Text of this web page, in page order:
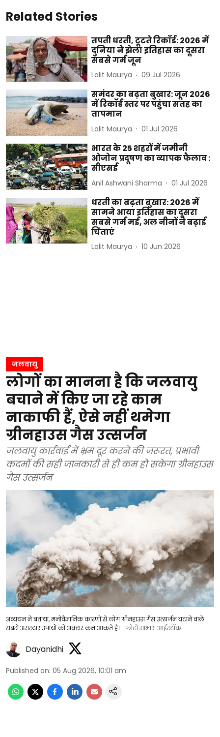
Related Stories
तपती धरती, टूटते रिकॉर्ड: 2026 में
दुनिया ने झेला इतिहास का दूसरा
सबसे गर्म जून
Lalit Maurya 09 Jul 2026
समंदर का बढ़ता बुखार: जून 2026
में रिकॉर्ड स्तर पर पहुंचा सतह का
तापमान
Lalit Maurya 01 Jul 2026
भारत के 25 शहरों में जमीनी
ओजोन प्रदूषण का व्यापक फैलाव :
सीएसई
Anil Ashwani Sharma 01 Jul 2026
धरती का बढ़ता बुखार: 2026 में
सामने आया इतिहास का दूसरा
सबसे गर्म मई, अल नीनों ने बढ़ाई
चिंताएं
Lalit Maurya 10 Jun 2026
जलवायु
लोगों का मानना है कि जलवायु
बचाने में किए जा रहे काम
नाकाफी हैं, ऐसे नहीं थमेगा
ग्रीनहाउस गैस उत्सर्जन
जलवायु कार्रवाई में भ्रम दूर करने की जरूरत, प्रभावी
कदमों की सही जानकारी से ही कम हो सकेगा ग्रीनहाउस
गैस उत्सर्जन
अध्ययन ने बताया, मनोवैज्ञानिक कारणों से लोग ग्रीनहाउस गैस उत्सर्जन घटाने वाले
सबसे असरदार उपायों को अक्सर कम आंकते हैं।
फोटो साभार: आईस्टॉक
Dayanidhi
Published on: 05 Aug 2026, 10:01 am